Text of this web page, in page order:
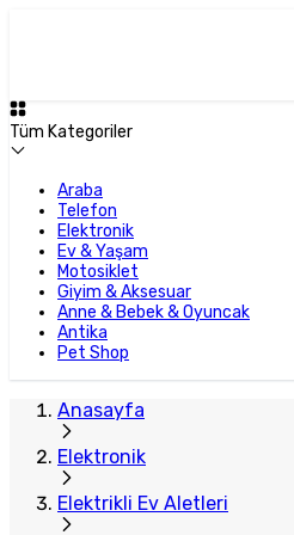
Tüm Kategoriler
Araba
Telefon
Elektronik
Ev & Yaşam
Motosiklet
Giyim & Aksesuar
Anne & Bebek & Oyuncak
Antika
Pet Shop
Anasayfa
Elektronik
Elektrikli Ev Aletleri